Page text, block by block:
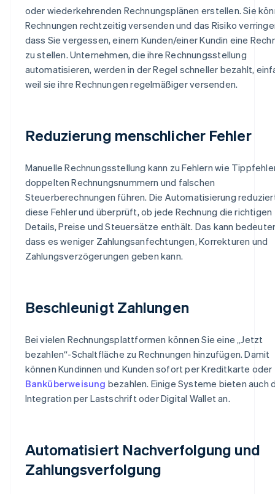
oder wiederkehrenden Rechnungsplänen erstellen. Sie
Rechnungen rechtzeitig versenden und das Risiko
dass Sie vergessen, einem Kunden/einer Kundin eine
zu stellen. Unternehmen, die ihre Rechnungsstellung
automatisieren, werden in der Regel schneller bezahlt,
weil sie ihre Rechnungen regelmäßiger versenden.
Reduzierung menschlicher Fehler
Manuelle Rechnungsstellung kann zu Fehlern wie
doppelten Rechnungsnummern und falschen
Steuerberechnungen führen. Die Automatisierung
diese Fehler und überprüft, ob jede Rechnung die richtigen
Details, Preise und Steuersätze enthält. Das kann
dass es weniger Zahlungsanfechtungen, Korrekturen und
Zahlungsverzögerungen geben kann.
Beschleunigt Zahlungen
Bei vielen Rechnungsplattformen können Sie eine „Jetzt
bezahlen“-Schaltfläche zu Rechnungen hinzufügen. Damit
können Kundinnen und Kunden sofort per Kreditkarte oder
Banküberweisung bezahlen. Einige Systeme bieten auch
Integration per Lastschrift oder Digital Wallet an.
Automatisiert Nachverfolgung und
Zahlungsverfolgung